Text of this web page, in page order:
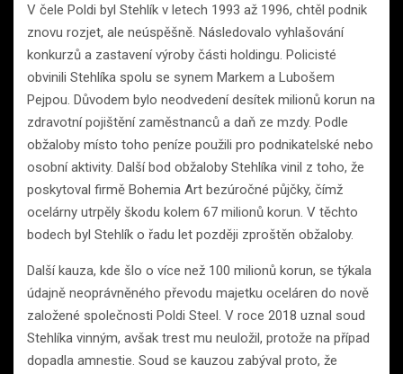
V čele Poldi byl Stehlík v letech 1993 až 1996, chtěl podnik
znovu rozjet, ale neúspěšně. Následovalo vyhlašování
konkurzů a zastavení výroby části holdingu. Policisté
obvinili Stehlíka spolu se synem Markem a Lubošem
Pejpou. Důvodem bylo neodvedení desítek milionů korun na
zdravotní pojištění zaměstnanců a daň ze mzdy. Podle
obžaloby místo toho peníze použili pro podnikatelské nebo
osobní aktivity. Další bod obžaloby Stehlíka vinil z toho, že
poskytoval firmě Bohemia Art bezúročné půjčky, čímž
ocelárny utrpěly škodu kolem 67 milionů korun. V těchto
bodech byl Stehlík o řadu let později zproštěn obžaloby.
Další kauza, kde šlo o více než 100 milionů korun, se týkala
údajně neoprávněného převodu majetku oceláren do nově
založené společnosti Poldi Steel. V roce 2018 uznal soud
Stehlíka vinným, avšak trest mu neuložil, protože na případ
dopadla amnestie. Soud se kauzou zabýval proto, že